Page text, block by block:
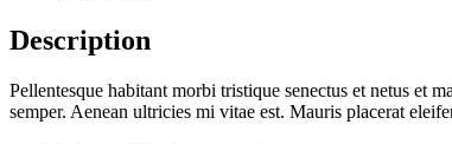
Description
Pellentesque habitant morbi tristique senectus et netus et
semper. Aenean ultricies mi vitae est. Mauris placerat